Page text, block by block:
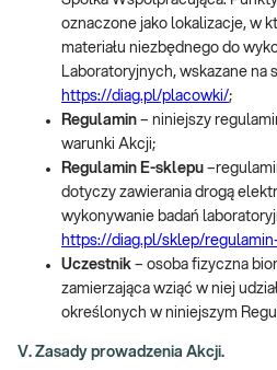
oznaczone jako lokalizacje, w
materiału niezbędnego do
Laboratoryjnych, wskazane na
https://diag.pl/placowki/;
Regulamin – niniejszy
warunki Akcji;
Regulamin E-sklepu
dotyczy zawierania drogą
wykonywanie badań
https://diag.pl/sklep/
Uczestnik – osoba fizyczna
zamierzająca wziąć w niej
określonych w niniejszym
V. Zasady prowadzenia Akcji.